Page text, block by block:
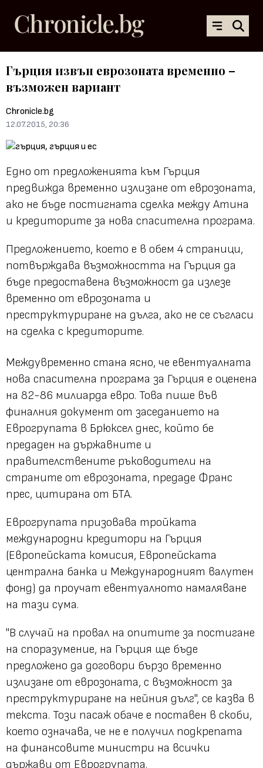
Гърция извън еврозоната временно –
възможен вариант
Chronicle.bg
12.07.2015, 20:36
Едно от предложенията към Гърция
предвижда временно излизане от еврозоната,
ако не бъде постигната сделка между Атина
и кредиторите за нова спасителна програма.
Предложението, което е в обем 4 страници,
потвърждава възможността на Гърция да
бъде предоставена възможност да излезе
временно от еврозоната и
преструктуриране на дълга, ако не се съгласи
на сделка с кредиторите.
Междувременно стана ясно, че евентуалната
нова спасителна програма за Гърция е оценена
на 82-86 милиарда евро. Това пише във
финалния документ от заседанието на
Еврогрупата в Брюксел днес, който бе
предаден на държавните и
правителствените ръководители на
страните от еврозоната, предаде Франс
прес, цитирана от БТА.
Еврогрупата призовава тройката
международни кредитори на Гърция
(Европейската комисия, Европейската
централна банка и Международният валутен
фонд) да проучат евентуалното намаляване
на тази сума.
"В случай на провал на опитите за постигане
на споразумение, на Гърция ще бъде
предложено да договори бързо временно
излизане от еврозоната, с възможност за
преструктуриране на нейния дълг", се казва в
текста. Този пасаж обаче е поставен в скоби,
което означава, че не е получил подкрепата
на финансовите министри на всички
държави от Еврогрупата.